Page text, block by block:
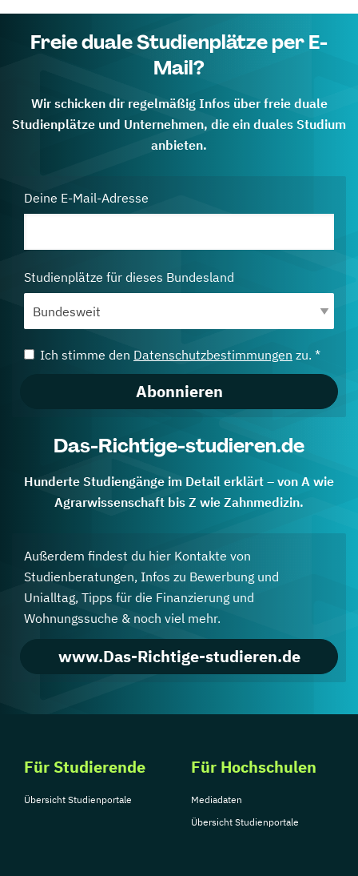
Freie duale Studienplätze per E-
Mail?
Wir schicken dir regelmäßig Infos über freie duale
Studienplätze und Unternehmen, die ein duales Studium
anbieten.
Deine E-Mail-Adresse
Studienplätze für dieses Bundesland
Ich stimme den Datenschutzbestimmungen zu. *
Abonnieren
Das-Richtige-studieren.de
Hunderte Studiengänge im Detail erklärt – von A wie
Agrarwissenschaft bis Z wie Zahnmedizin.
Außerdem findest du hier Kontakte von
Studienberatungen, Infos zu Bewerbung und
Unialltag, Tipps für die Finanzierung und
Wohnungssuche & noch viel mehr.
www.Das-Richtige-studieren.de
Für Studierende
Übersicht Studienportale
Für Hochschulen
Mediadaten
Übersicht Studienportale